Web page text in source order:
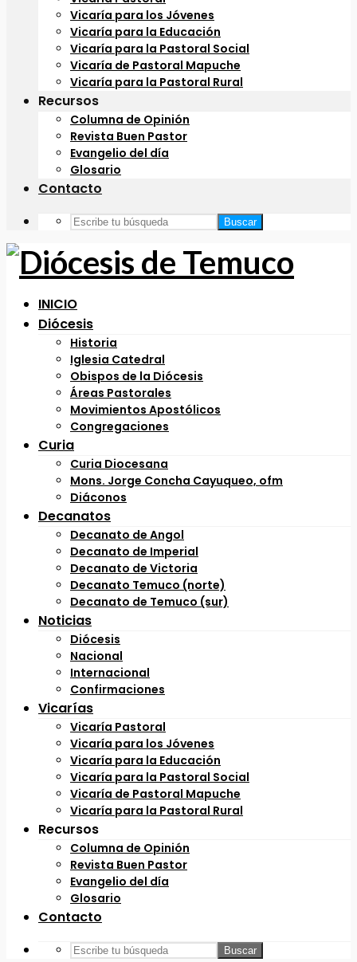
Vicaría para los Jóvenes
Vicaría para la Educación
Vicaría para la Pastoral Social
Vicaría de Pastoral Mapuche
Vicaría para la Pastoral Rural
Recursos
Columna de Opinión
Revista Buen Pastor
Evangelio del día
Glosario
Contacto
Buscar
INICIO
Diócesis
Historia
Iglesia Catedral
Obispos de la Diócesis
Áreas Pastorales
Movimientos Apostólicos
Congregaciones
Curia
Curia Diocesana
Mons. Jorge Concha Cayuqueo, ofm
Diáconos
Decanatos
Decanato de Angol
Decanato de Imperial
Decanato de Victoria
Decanato Temuco (norte)
Decanato de Temuco (sur)
Noticias
Diócesis
Nacional
Internacional
Confirmaciones
Vicarías
Vicaría Pastoral
Vicaría para los Jóvenes
Vicaría para la Educación
Vicaría para la Pastoral Social
Vicaría de Pastoral Mapuche
Vicaría para la Pastoral Rural
Recursos
Columna de Opinión
Revista Buen Pastor
Evangelio del día
Glosario
Contacto
Buscar